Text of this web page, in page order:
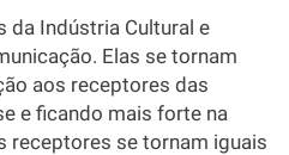
da Indústria Cultural e
Elas se tornam
aos receptores das
e ficando mais forte na
receptores se tornam iguais